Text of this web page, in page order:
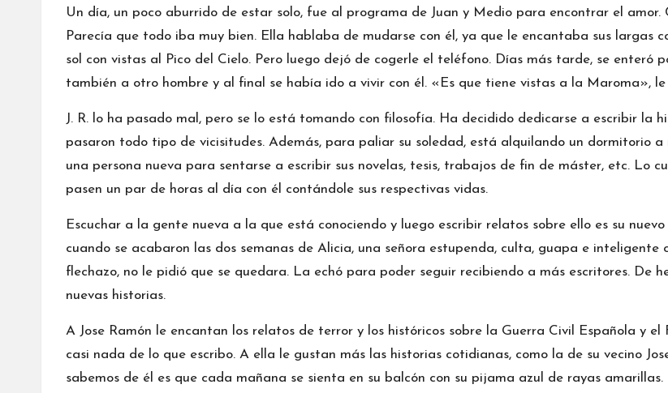
Un día, un poco aburrido de estar solo, fue al programa de Juan y Medio para encontrar el
Parecía que todo iba muy bien. Ella hablaba de mudarse con él, ya que le encantaba sus largas
sol con vistas al Pico del Cielo. Pero luego dejó de cogerle el teléfono. Días más tarde, se enteró
también a otro hombre y al final se había ido a vivir con él. «Es que tiene vistas a la Maroma», le
J. R. lo ha pasado mal, pero se lo está tomando con filosofía. Ha decidido dedicarse a escribir la
pasaron todo tipo de vicisitudes. Además, para paliar su soledad, está alquilando un dormitorio
una persona nueva para sentarse a escribir sus novelas, tesis, trabajos de fin de máster, etc. Lo
pasen un par de horas al día con él contándole sus respectivas vidas.
Escuchar a la gente nueva a la que está conociendo y luego escribir relatos sobre ello es su
cuando se acabaron las dos semanas de Alicia, una señora estupenda, culta, guapa e
flechazo, no le pidió que se quedara. La echó para poder seguir recibiendo a más escritores. De
nuevas historias.
A Jose Ramón le encantan los relatos de terror y los históricos sobre la Guerra Civil Española y
casi nada de lo que escribo. A ella le gustan más las historias cotidianas, como la de su vecino
sabemos de él es que cada mañana se sienta en su balcón con su pijama azul de rayas amarillas.